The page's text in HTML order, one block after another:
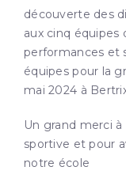
découverte des
aux cinq équipes
performances et
équipes pour la
mai 2024 à
Un grand merci
sportive et pour
notre école